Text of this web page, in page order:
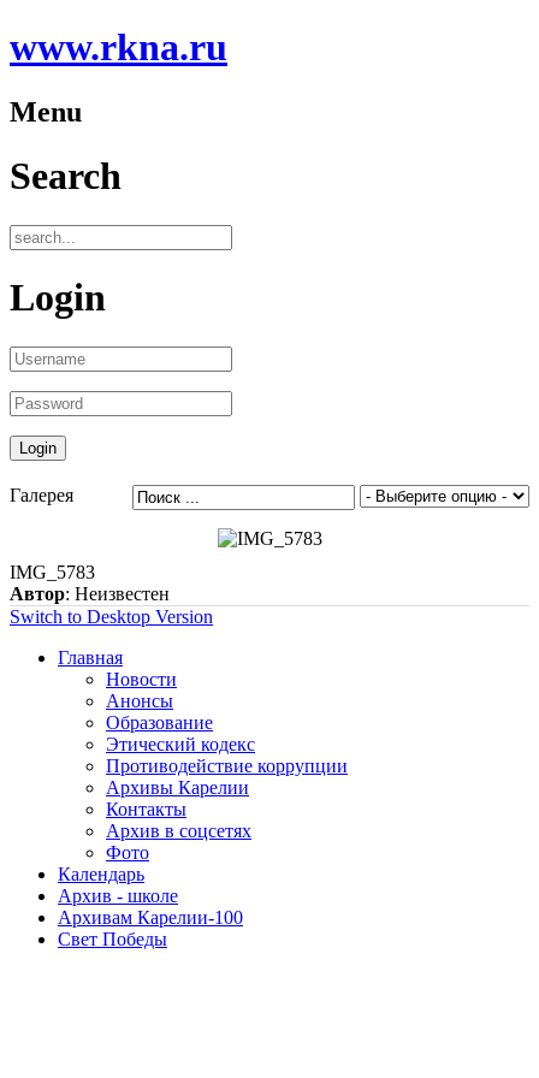
www.rkna.ru
Menu
Search
Login
Галерея
IMG_5783
Автор: Неизвестен
Switch to Desktop Version
Главная
Новости
Анонсы
Образование
Этический кодекс
Противодействие коррупции
Архивы Карелии
Контакты
Архив в соцсетях
Фото
Календарь
Архив - школе
Архивам Карелии-100
Свет Победы